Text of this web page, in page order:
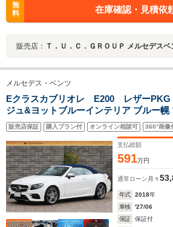
無
料
在庫確認・見積依
販売店： Ｔ．Ｕ．Ｃ．ＧＲＯＵＰ メルセデスベンツ専門 葛西本
メルセデス・ベンツ
Eクラスカブリオレ E200 レザーPKG
ジュ&ヨットブルーインテリア ブルー幌
販売店保証 購入プラン付 オンライン相談可 360°画像
支払総額
591万円
通常ローン 月々
年式 2018年
車検
'27/06
保証
保証付